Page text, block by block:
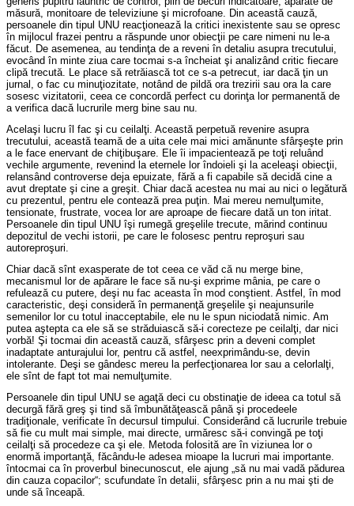
măsură, monitoare de televiziune şi microfoane. Din această cauză,
persoanele din tipul UNU reacţionează la critici inexistente sau se opresc
în mijlocul frazei pentru a răspunde unor obiecţii pe care nimeni nu le-a
făcut. De asemenea, au tendinţa de a reveni în detaliu asupra trecutului,
evocând în minte ziua care tocmai s-a încheiat şi analizând critic fiecare
clipă trecută. Le place să retrăiască tot ce s-a petrecut, iar dacă ţin un
jurnal, o fac cu minuţiozitate, notând de pildă ora trezirii sau ora la care
sosesc vizitatorii, ceea ce concordă perfect cu dorinţa lor permanentă de
a verifica dacă lucrurile merg bine sau nu.
Acelaşi lucru îl fac şi cu ceilalţi. Această perpetuă revenire asupra
trecutului, această teamă de a uita cele mai mici amănunte sfârşeşte prin
a le face enervant de chiţibuşare. Ele îi impacientează pe toţi reluând
vechile argumente, revenind la eternele lor îndoieli şi la aceleaşi obiecţii,
relansând controverse deja epuizate, fără a fi capabile să decidă cine a
avut dreptate şi cine a greşit. Chiar dacă acestea nu mai au nici o legătură
cu prezentul, pentru ele contează prea puţin. Mai mereu nemulţumite,
tensionate, frustrate, vocea lor are aproape de fiecare dată un ton iritat.
Persoanele din tipul UNU îşi rumegă greşelile trecute, mărind continuu
depozitul de vechi istorii, pe care le folosesc pentru reproşuri sau
autoreproşuri.
Chiar dacă sînt exasperate de tot ceea ce văd că nu merge bine,
mecanismul lor de apărare le face să nu-şi exprime mânia, pe care o
refulează cu putere, deşi nu fac aceasta în mod conştient. Astfel, în mod
caracteristic, deşi consideră în permanenţă greşelile şi neajunsurile
semenilor lor cu totul inacceptabile, ele nu le spun niciodată nimic. Am
putea aştepta ca ele să se străduiască să-i corecteze pe ceilalţi, dar nici
vorbă! Şi tocmai din această cauză, sfârşesc prin a deveni complet
inadaptate anturajului lor, pentru că astfel, neexprimându-se, devin
intolerante. Deşi se gândesc mereu la perfecţionarea lor sau a celorlalţi,
ele sînt de fapt tot mai nemulţumite.
Persoanele din tipul UNU se agaţă deci cu obstinaţie de ideea ca totul să
decurgă fără greş şi tind să îmbunătăţească până şi procedeele
tradiţionale, verificate în decursul timpului. Considerând că lucrurile trebuie
să fie cu mult mai simple, mai directe, urmăresc să-i convingă pe toţi
ceilalţi să procedeze ca şi ele. Metoda folosită are în viziunea lor o
enormă importanţă, făcându-le adesea mioape la lucruri mai importante.
întocmai ca în proverbul binecunoscut, ele ajung „să nu mai vadă pădurea
din cauza copacilor“; scufundate în detalii, sfârşesc prin a nu mai şti de
unde să înceapă.